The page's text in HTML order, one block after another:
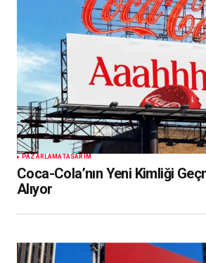
PAZARLAMATASARIM
Coca-Cola’nın Yeni Kimliği
Alıyor